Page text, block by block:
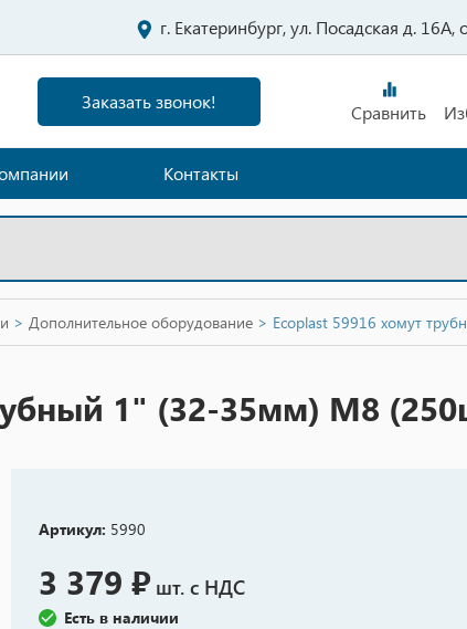
г. Екатеринбург, ул. Посадская д.
Заказать звонок! Сравнить
Контакты
> Дополнительное оборудование > Ecoplast 59916 хомут
1" (32-35мм) М8
Артикул: 5990
3 379 ₽ шт. с НДС
Есть в наличии